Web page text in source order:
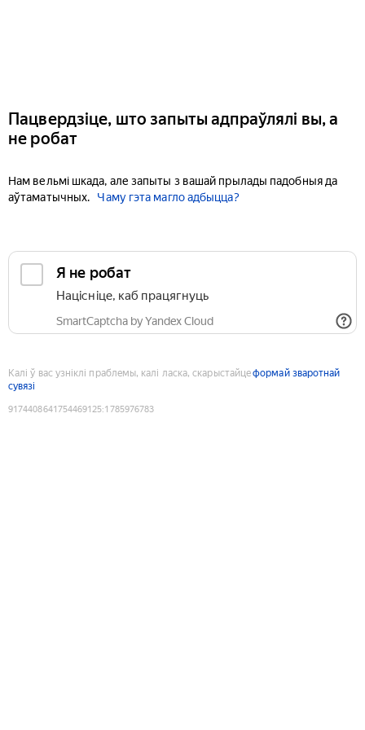
Пацвердзіце, што запыты адпраўлялі вы, а
не робат
Нам вельмі шкада, але запыты з вашай прылады падобныя да
аўтаматычных.
Чаму гэта магло адбыцца?
Я не робат
Націсніце, каб працягнуць
SmartCaptcha by Yandex Cloud
Калі ў вас узніклі праблемы, калі ласка, скарыстайцеформай зваротнай
сувязі
9174408641754469125:1785976783